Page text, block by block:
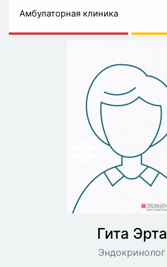
Амбулаторная клиника
Гита Эрта
Эндокринолог